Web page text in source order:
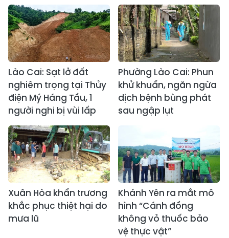
Lào Cai: Sạt lở đất
nghiêm trọng tại Thủy
điện Mý Háng Tầu, 1
người nghi bị vùi lấp
Phường Lào Cai: Phun
khử khuẩn, ngăn ngừa
dịch bệnh bùng phát
sau ngập lụt
Xuân Hòa khẩn trương
khắc phục thiệt hại do
mưa lũ
Khánh Yên ra mắt mô
hình “Cánh đồng
không vỏ thuốc bảo
vệ thực vật”